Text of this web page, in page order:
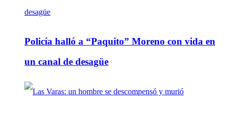
Policía halló a “Paquito” Moreno con vida en
un canal de desagüe